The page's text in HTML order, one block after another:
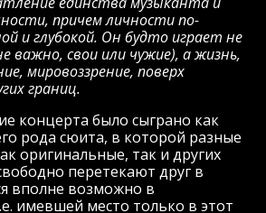
причем личности по-
и глубокой. Он будто играет не
важно, свои или чужие), а жизнь,
мировоззрение, поверх
границ.
концерта было сыграно как
рода сюита, в которой разные
оригинальные, так и других
перетекают друг в
вполне возможно в
имевшей место только в этот